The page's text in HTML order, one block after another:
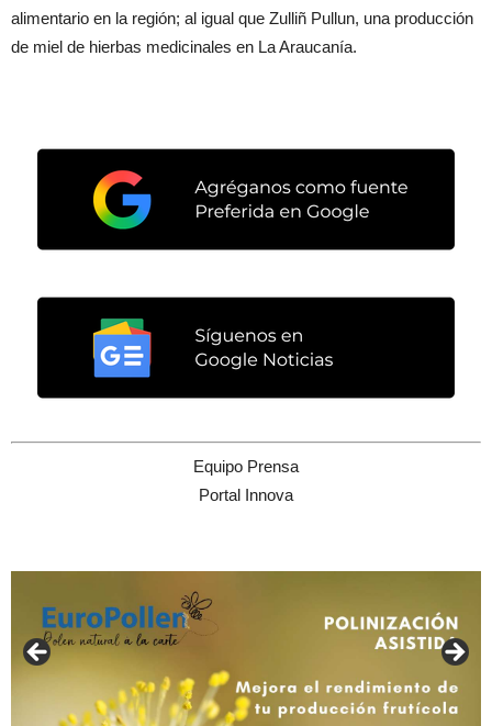
alimentario en la región; al igual que Zulliñ Pullun, una producción
de miel de hierbas medicinales en La Araucanía.
Equipo Prensa
Portal Innova